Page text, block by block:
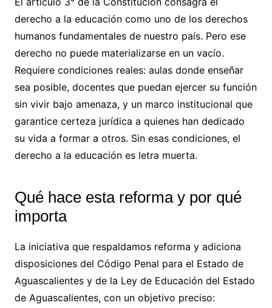
derecho a la educación como uno de los derechos
humanos fundamentales de nuestro país. Pero ese
derecho no puede materializarse en un vacío.
Requiere condiciones reales: aulas donde enseñar
sea posible, docentes que puedan ejercer su función
sin vivir bajo amenaza, y un marco institucional que
garantice certeza jurídica a quienes han dedicado
su vida a formar a otros. Sin esas condiciones, el
derecho a la educación es letra muerta.
Qué hace esta reforma y por qué
importa
La iniciativa que respaldamos reforma y adiciona
disposiciones del Código Penal para el Estado de
Aguascalientes y de la Ley de Educación del Estado
de Aguascalientes, con un objetivo preciso: